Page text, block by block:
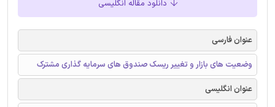
دانلود مقاله انگلیسی
عنوان فارسی
وضعیت های بازار و تغییر ریسک صندوق های سرمایه گذاری مشترک
عنوان انگلیسی